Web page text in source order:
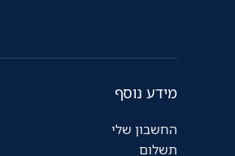
מידע נוסף
החשבון שלי
תשלום